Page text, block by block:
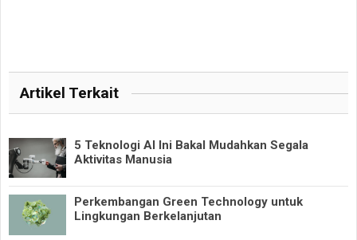
Artikel Terkait
5 Teknologi AI Ini Bakal Mudahkan Segala
Aktivitas Manusia
Perkembangan Green Technology untuk
Lingkungan Berkelanjutan